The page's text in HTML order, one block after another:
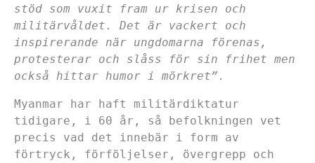
stöd som vuxit fram ur krisen och
militärvåldet. Det är vackert och
inspirerande när ungdomarna förenas,
protesterar och slåss för sin frihet men
också hittar humor i mörkret”.
Myanmar har haft militärdiktatur
tidigare, i 60 år, så befolkningen vet
precis vad det innebär i form av
förtryck, förföljelser, övergrepp och